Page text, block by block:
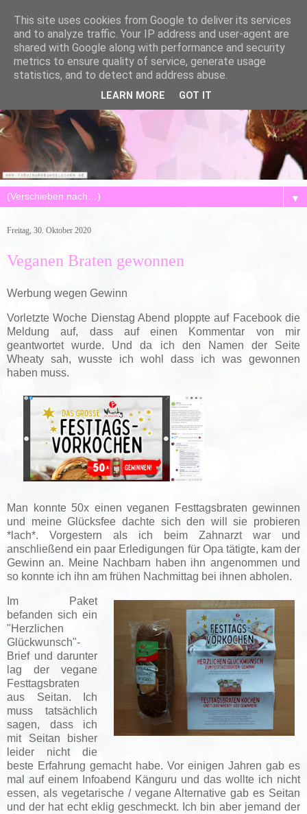
▼
Freitag, 30. Oktober 2020
Veganen Braten gewonnen
Werbung wegen Gewinn
Vorletzte Woche Dienstag Abend ploppte auf Facebook die
Meldung auf, dass auf einen Kommentar von mir
geantwortet wurde. Und da ich den Namen der Seite
Wheaty sah, wusste ich wohl dass ich was gewonnen
haben muss.
Man konnte 50x einen veganen Festtagsbraten gewinnen
und meine Glücksfee dachte sich den will sie probieren
*lach*. Vorgestern als ich beim Zahnarzt war und
anschließend ein paar Erledigungen für Opa tätigte, kam der
Gewinn an. Meine Nachbarn haben ihn angenommen und
so konnte ich ihn am frühen Nachmittag bei ihnen abholen.
Im Paket
befanden sich ein
"Herzlichen
Glückwunsch"-
Brief und darunter
lag der vegane
Festtagsbraten
aus Seitan. Ich
muss tatsächlich
sagen, dass ich
mit Seitan bisher
leider nicht die
beste Erfahrung gemacht habe. Vor einigen Jahren gab es
mal auf einem Infoabend Känguru und das wollte ich nicht
essen, als vegetarische / vegane Alternative gab es Seitan
und der hat echt eklig geschmeckt. Ich bin aber jemand der
This site uses cookies from Google to deliver its services
and to analyze traffic. Your IP address and user-agent are
shared with Google along with performance and security
metrics to ensure quality of service, generate usage
statistics, and to detect and address abuse.
LEARN MORE GOT IT